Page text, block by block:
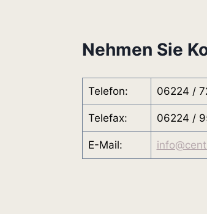
Nehmen Sie
Telefon: 06224 /
Telefax: 06224 /
E-Mail: